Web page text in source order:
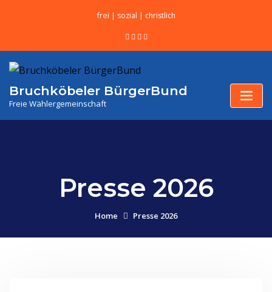
frei | sozial | christlich
Bruchköbeler BürgerBund
Freie Wählergemeinschaft
Presse 2026
Home Presse 2026